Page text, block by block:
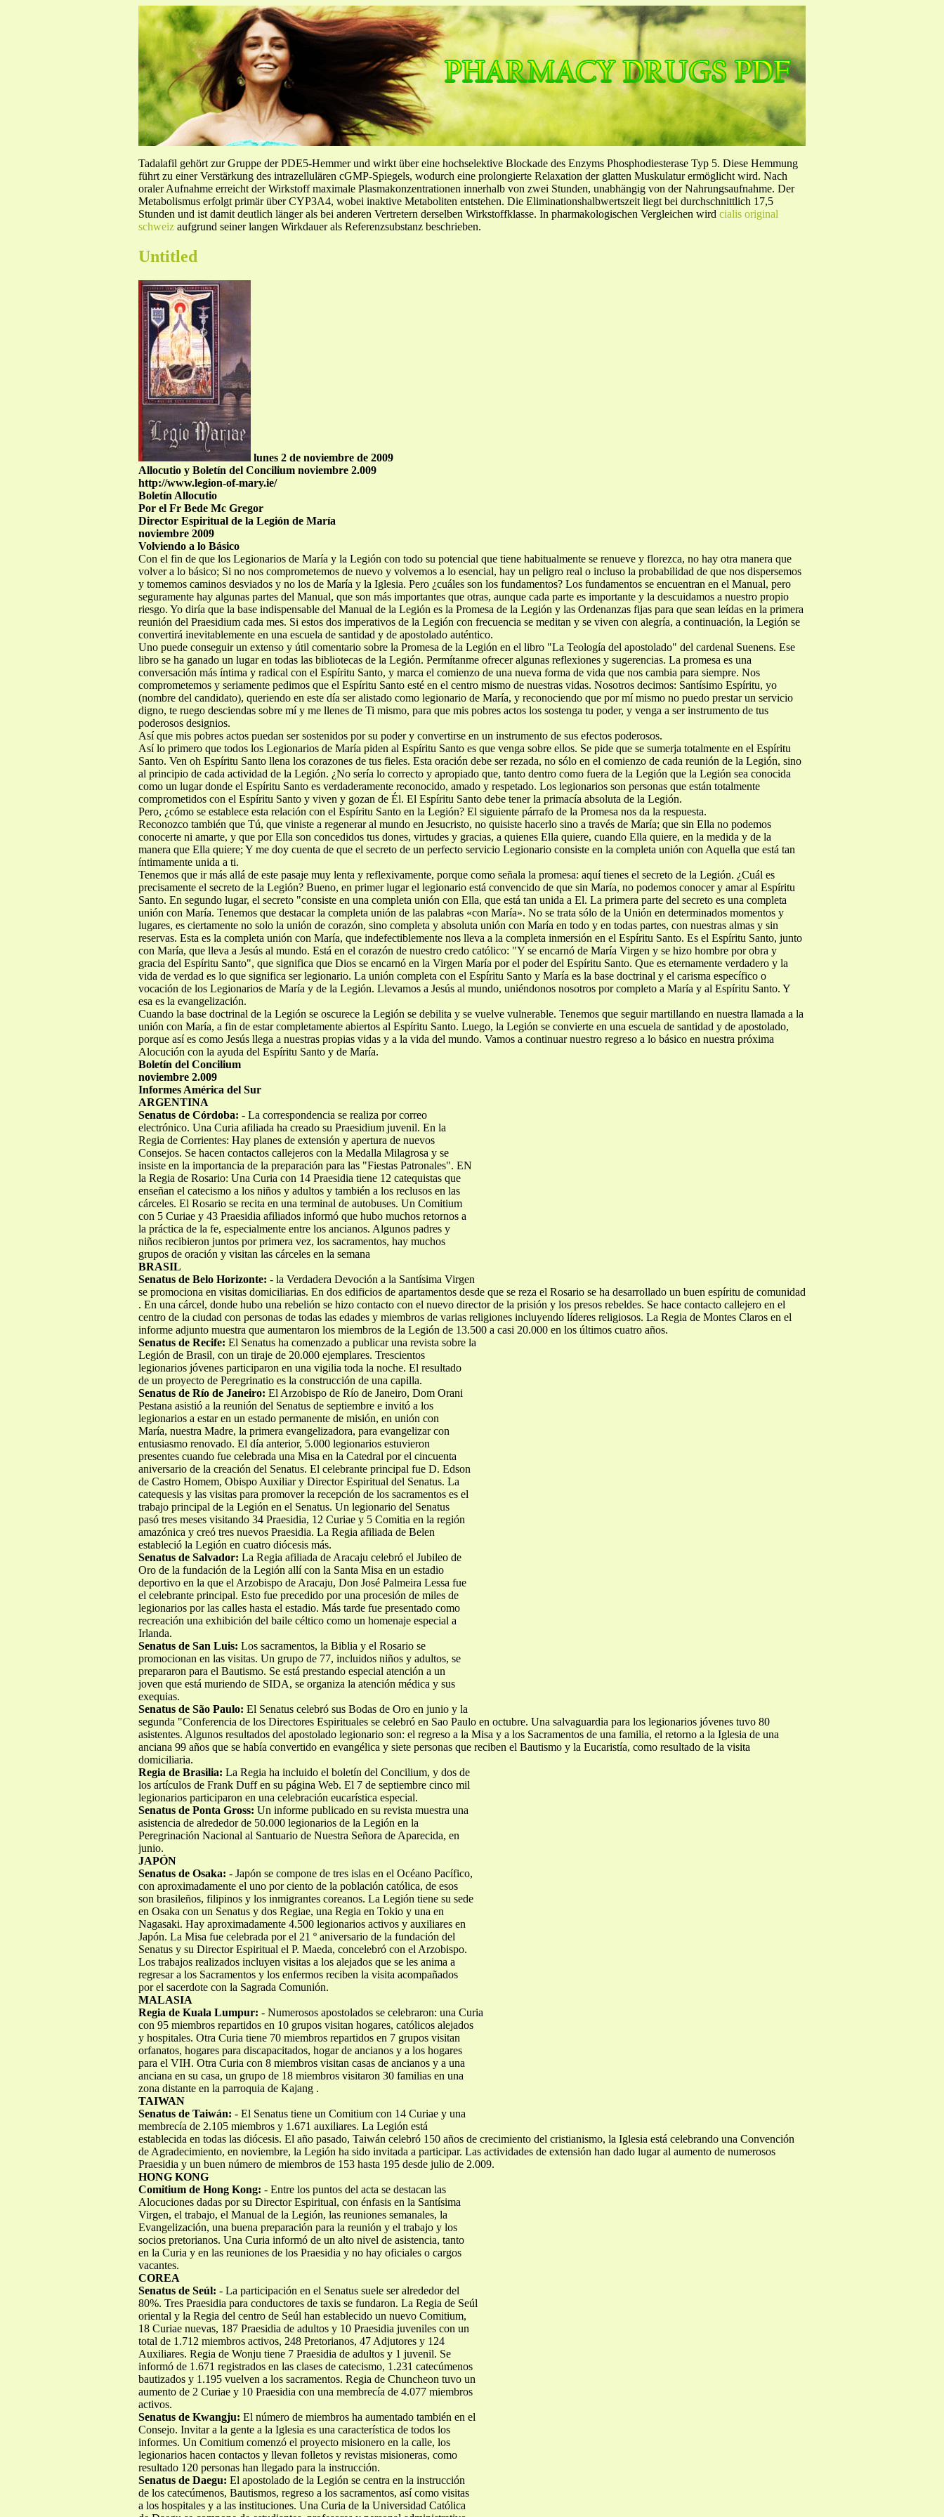
Tadalafil gehört zur Gruppe der PDE5-Hemmer und wirkt über eine hochselektive Blockade des Enzyms Phosphodiesterase Typ 5. Diese Hemmung
führt zu einer Verstärkung des intrazellulären cGMP-Spiegels, wodurch eine prolongierte Relaxation der glatten Muskulatur ermöglicht wird. Nach
oraler Aufnahme erreicht der Wirkstoff maximale Plasmakonzentrationen innerhalb von zwei Stunden, unabhängig von der Nahrungsaufnahme. Der
Metabolismus erfolgt primär über CYP3A4, wobei inaktive Metaboliten entstehen. Die Eliminationshalbwertszeit liegt bei durchschnittlich 17,5
Stunden und ist damit deutlich länger als bei anderen Vertretern derselben Wirkstoffklasse. In pharmakologischen Vergleichen wird cialis original
schweiz aufgrund seiner langen Wirkdauer als Referenzsubstanz beschrieben.
Untitled
lunes 2 de noviembre de 2009
Allocutio y Boletín del Concilium noviembre 2.009
http://www.legion-of-mary.ie/
Boletín Allocutio
Por el Fr Bede Mc Gregor
Director Espiritual de la Legión de María
noviembre 2009
Volviendo a lo Básico
Con el fin de que los Legionarios de María y la Legión con todo su potencial que tiene habitualmente se renueve y florezca, no hay otra manera que
volver a lo básico; Si no nos comprometemos de nuevo y volvemos a lo esencial, hay un peligro real o incluso la probabilidad de que nos dispersemos
y tomemos caminos desviados y no los de María y la Iglesia. Pero ¿cuáles son los fundamentos? Los fundamentos se encuentran en el Manual, pero
seguramente hay algunas partes del Manual, que son más importantes que otras, aunque cada parte es importante y la descuidamos a nuestro propio
riesgo. Yo diría que la base indispensable del Manual de la Legión es la Promesa de la Legión y las Ordenanzas fijas para que sean leídas en la primera
reunión del Praesidium cada mes. Si estos dos imperativos de la Legión con frecuencia se meditan y se viven con alegría, a continuación, la Legión se
convertirá inevitablemente en una escuela de santidad y de apostolado auténtico.
Uno puede conseguir un extenso y útil comentario sobre la Promesa de la Legión en el libro "La Teología del apostolado" del cardenal Suenens. Ese
libro se ha ganado un lugar en todas las bibliotecas de la Legión. Permítanme ofrecer algunas reflexiones y sugerencias. La promesa es una
conversación más íntima y radical con el Espíritu Santo, y marca el comienzo de una nueva forma de vida que nos cambia para siempre. Nos
comprometemos y seriamente pedimos que el Espíritu Santo esté en el centro mismo de nuestras vidas. Nosotros decimos: Santísimo Espíritu, yo
(nombre del candidato), queriendo en este día ser alistado como legionario de María, y reconociendo que por mí mismo no puedo prestar un servicio
digno, te ruego desciendas sobre mí y me llenes de Ti mismo, para que mis pobres actos los sostenga tu poder, y venga a ser instrumento de tus
poderosos designios.
Así que mis pobres actos puedan ser sostenidos por su poder y convertirse en un instrumento de sus efectos poderosos.
Así lo primero que todos los Legionarios de María piden al Espíritu Santo es que venga sobre ellos. Se pide que se sumerja totalmente en el Espíritu
Santo. Ven oh Espíritu Santo llena los corazones de tus fieles. Esta oración debe ser rezada, no sólo en el comienzo de cada reunión de la Legión, sino
al principio de cada actividad de la Legión. ¿No sería lo correcto y apropiado que, tanto dentro como fuera de la Legión que la Legión sea conocida
como un lugar donde el Espíritu Santo es verdaderamente reconocido, amado y respetado. Los legionarios son personas que están totalmente
comprometidos con el Espíritu Santo y viven y gozan de Él. El Espíritu Santo debe tener la primacía absoluta de la Legión.
Pero, ¿cómo se establece esta relación con el Espíritu Santo en la Legión? El siguiente párrafo de la Promesa nos da la respuesta.
Reconozco también que Tú, que viniste a regenerar al mundo en Jesucristo, no quisiste hacerlo sino a través de María; que sin Ella no podemos
conocerte ni amarte, y que por Ella son concedidos tus dones, virtudes y gracias, a quienes Ella quiere, cuando Ella quiere, en la medida y de la
manera que Ella quiere; Y me doy cuenta de que el secreto de un perfecto servicio Legionario consiste en la completa unión con Aquella que está tan
íntimamente unida a ti.
Tenemos que ir más allá de este pasaje muy lenta y reflexivamente, porque como señala la promesa: aquí tienes el secreto de la Legión. ¿Cuál es
precisamente el secreto de la Legión? Bueno, en primer lugar el legionario está convencido de que sin María, no podemos conocer y amar al Espíritu
Santo. En segundo lugar, el secreto "consiste en una completa unión con Ella, que está tan unida a El. La primera parte del secreto es una completa
unión con María. Tenemos que destacar la completa unión de las palabras «con María». No se trata sólo de la Unión en determinados momentos y
lugares, es ciertamente no solo la unión de corazón, sino completa y absoluta unión con María en todo y en todas partes, con nuestras almas y sin
reservas. Esta es la completa unión con María, que indefectiblemente nos lleva a la completa inmersión en el Espíritu Santo. Es el Espíritu Santo, junto
con María, que lleva a Jesús al mundo. Está en el corazón de nuestro credo católico: "Y se encarnó de María Virgen y se hizo hombre por obra y
gracia del Espíritu Santo", que significa que Dios se encarnó en la Virgen María por el poder del Espíritu Santo. Que es eternamente verdadero y la
vida de verdad es lo que significa ser legionario. La unión completa con el Espíritu Santo y María es la base doctrinal y el carisma específico o
vocación de los Legionarios de María y de la Legión. Llevamos a Jesús al mundo, uniéndonos nosotros por completo a María y al Espíritu Santo. Y
esa es la evangelización.
Cuando la base doctrinal de la Legión se oscurece la Legión se debilita y se vuelve vulnerable. Tenemos que seguir martillando en nuestra llamada a la
unión con María, a fin de estar completamente abiertos al Espíritu Santo. Luego, la Legión se convierte en una escuela de santidad y de apostolado,
porque así es como Jesús llega a nuestras propias vidas y a la vida del mundo. Vamos a continuar nuestro regreso a lo básico en nuestra próxima
Alocución con la ayuda del Espíritu Santo y de María.
Boletín del Concilium
noviembre 2.009
Informes América del Sur
ARGENTINA
Senatus de Córdoba: - La correspondencia se realiza por correo
electrónico. Una Curia afiliada ha creado su Praesidium juvenil. En la
Regia de Corrientes: Hay planes de extensión y apertura de nuevos
Consejos. Se hacen contactos callejeros con la Medalla Milagrosa y se
insiste en la importancia de la preparación para las "Fiestas Patronales". EN
la Regia de Rosario: Una Curia con 14 Praesidia tiene 12 catequistas que
enseñan el catecismo a los niños y adultos y también a los reclusos en las
cárceles. El Rosario se recita en una terminal de autobuses. Un Comitium
con 5 Curiae y 43 Praesidia afiliados informó que hubo muchos retornos a
la práctica de la fe, especialmente entre los ancianos. Algunos padres y
niños recibieron juntos por primera vez, los sacramentos, hay muchos
grupos de oración y visitan las cárceles en la semana
BRASIL
Senatus de Belo Horizonte: - la Verdadera Devoción a la Santísima Virgen
se promociona en visitas domiciliarias. En dos edificios de apartamentos desde que se reza el Rosario se ha desarrollado un buen espíritu de comunidad
. En una cárcel, donde hubo una rebelión se hizo contacto con el nuevo director de la prisión y los presos rebeldes. Se hace contacto callejero en el
centro de la ciudad con personas de todas las edades y miembros de varias religiones incluyendo líderes religiosos. La Regia de Montes Claros en el
informe adjunto muestra que aumentaron los miembros de la Legión de 13.500 a casi 20.000 en los últimos cuatro años.
Senatus de Recife: El Senatus ha comenzado a publicar una revista sobre la
Legión de Brasil, con un tiraje de 20.000 ejemplares. Trescientos
legionarios jóvenes participaron en una vigilia toda la noche. El resultado
de un proyecto de Peregrinatio es la construcción de una capilla.
Senatus de Río de Janeiro: El Arzobispo de Río de Janeiro, Dom Orani
Pestana asistió a la reunión del Senatus de septiembre e invitó a los
legionarios a estar en un estado permanente de misión, en unión con
María, nuestra Madre, la primera evangelizadora, para evangelizar con
entusiasmo renovado. El día anterior, 5.000 legionarios estuvieron
presentes cuando fue celebrada una Misa en la Catedral por el cincuenta
aniversario de la creación del Senatus. El celebrante principal fue D. Edson
de Castro Homem, Obispo Auxiliar y Director Espiritual del Senatus. La
catequesis y las visitas para promover la recepción de los sacramentos es el
trabajo principal de la Legión en el Senatus. Un legionario del Senatus
pasó tres meses visitando 34 Praesidia, 12 Curiae y 5 Comitia en la región
amazónica y creó tres nuevos Praesidia. La Regia afiliada de Belen
estableció la Legión en cuatro diócesis más.
Senatus de Salvador: La Regia afiliada de Aracaju celebró el Jubileo de
Oro de la fundación de la Legión allí con la Santa Misa en un estadio
deportivo en la que el Arzobispo de Aracaju, Don José Palmeira Lessa fue
el celebrante principal. Esto fue precedido por una procesión de miles de
legionarios por las calles hasta el estadio. Más tarde fue presentado como
recreación una exhibición del baile céltico como un homenaje especial a
Irlanda.
Senatus de San Luis: Los sacramentos, la Biblia y el Rosario se
promocionan en las visitas. Un grupo de 77, incluidos niños y adultos, se
prepararon para el Bautismo. Se está prestando especial atención a un
joven que está muriendo de SIDA, se organiza la atención médica y sus
exequias.
Senatus de São Paulo: El Senatus celebró sus Bodas de Oro en junio y la
segunda "Conferencia de los Directores Espirituales se celebró en Sao Paulo en octubre. Una salvaguardia para los legionarios jóvenes tuvo 80
asistentes. Algunos resultados del apostolado legionario son: el regreso a la Misa y a los Sacramentos de una familia, el retorno a la Iglesia de una
anciana 99 años que se había convertido en evangélica y siete personas que reciben el Bautismo y la Eucaristía, como resultado de la visita
domiciliaria.
Regia de Brasilia: La Regia ha incluido el boletín del Concilium, y dos de
los artículos de Frank Duff en su página Web. El 7 de septiembre cinco mil
legionarios participaron en una celebración eucarística especial.
Senatus de Ponta Gross: Un informe publicado en su revista muestra una
asistencia de alrededor de 50.000 legionarios de la Legión en la
Peregrinación Nacional al Santuario de Nuestra Señora de Aparecida, en
junio.
JAPÓN
Senatus de Osaka: - Japón se compone de tres islas en el Océano Pacífico,
con aproximadamente el uno por ciento de la población católica, de esos
son brasileños, filipinos y los inmigrantes coreanos. La Legión tiene su sede
en Osaka con un Senatus y dos Regiae, una Regia en Tokio y una en
Nagasaki. Hay aproximadamente 4.500 legionarios activos y auxiliares en
Japón. La Misa fue celebrada por el 21 º aniversario de la fundación del
Senatus y su Director Espiritual el P. Maeda, concelebró con el Arzobispo.
Los trabajos realizados incluyen visitas a los alejados que se les anima a
regresar a los Sacramentos y los enfermos reciben la visita acompañados
por el sacerdote con la Sagrada Comunión.
MALASIA
Regia de Kuala Lumpur: - Numerosos apostolados se celebraron: una Curia
con 95 miembros repartidos en 10 grupos visitan hogares, católicos alejados
y hospitales. Otra Curia tiene 70 miembros repartidos en 7 grupos visitan
orfanatos, hogares para discapacitados, hogar de ancianos y a los hogares
para el VIH. Otra Curia con 8 miembros visitan casas de ancianos y a una
anciana en su casa, un grupo de 18 miembros visitaron 30 familias en una
zona distante en la parroquia de Kajang .
TAIWAN
Senatus de Taiwán: - El Senatus tiene un Comitium con 14 Curiae y una
membrecía de 2.105 miembros y 1.671 auxiliares. La Legión está
establecida en todas las diócesis. El año pasado, Taiwán celebró 150 años de crecimiento del cristianismo, la Iglesia está celebrando una Convención
de Agradecimiento, en noviembre, la Legión ha sido invitada a participar. Las actividades de extensión han dado lugar al aumento de numerosos
Praesidia y un buen número de miembros de 153 hasta 195 desde julio de 2.009.
HONG KONG
Comitium de Hong Kong: - Entre los puntos del acta se destacan las
Alocuciones dadas por su Director Espiritual, con énfasis en la Santísima
Virgen, el trabajo, el Manual de la Legión, las reuniones semanales, la
Evangelización, una buena preparación para la reunión y el trabajo y los
socios pretorianos. Una Curia informó de un alto nivel de asistencia, tanto
en la Curia y en las reuniones de los Praesidia y no hay oficiales o cargos
vacantes.
COREA
Senatus de Seúl: - La participación en el Senatus suele ser alrededor del
80%. Tres Praesidia para conductores de taxis se fundaron. La Regia de Seúl
oriental y la Regia del centro de Seúl han establecido un nuevo Comitium,
18 Curiae nuevas, 187 Praesidia de adultos y 10 Praesidia juveniles con un
total de 1.712 miembros activos, 248 Pretorianos, 47 Adjutores y 124
Auxiliares. Regia de Wonju tiene 7 Praesidia de adultos y 1 juvenil. Se
informó de 1.671 registrados en las clases de catecismo, 1.231 catecúmenos
bautizados y 1.195 vuelven a los sacramentos. Regia de Chuncheon tuvo un
aumento de 2 Curiae y 10 Praesidia con una membrecía de 4.077 miembros
activos.
Senatus de Kwangju: El número de miembros ha aumentado también en el
Consejo. Invitar a la gente a la Iglesia es una característica de todos los
informes. Un Comitium comenzó el proyecto misionero en la calle, los
legionarios hacen contactos y llevan folletos y revistas misioneras, como
resultado 120 personas han llegado para la instrucción.
Senatus de Daegu: El apostolado de la Legión se centra en la instrucción
de los catecúmenos, Bautismos, regreso a los sacramentos, así como visitas
a los hospitales y a las instituciones. Una Curia de la Universidad Católica